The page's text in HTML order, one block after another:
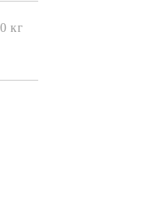
кг